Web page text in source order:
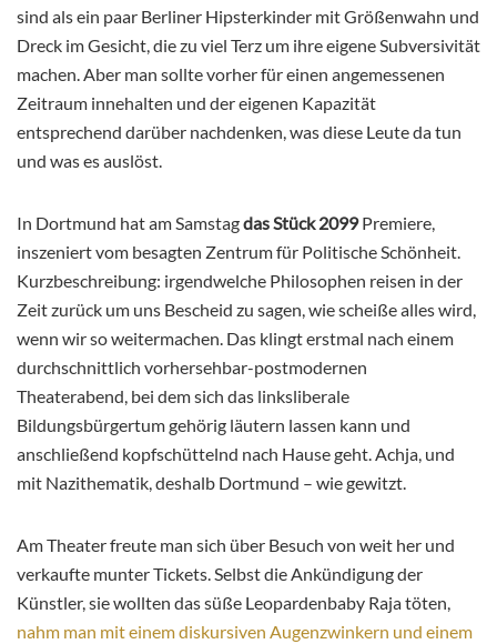
sind als ein paar Berliner Hipsterkinder mit Größenwahn und
Dreck im Gesicht, die zu viel Terz um ihre eigene Subversivität
machen. Aber man sollte vorher für einen angemessenen
Zeitraum innehalten und der eigenen Kapazität
entsprechend darüber nachdenken, was diese Leute da tun
und was es auslöst.
In Dortmund hat am Samstagdas Stück 2099Premiere,
inszeniert vom besagten Zentrum für Politische Schönheit.
Kurzbeschreibung: irgendwelche Philosophen reisen in der
Zeit zurück um uns Bescheid zu sagen, wie scheiße alles wird,
wenn wir so weitermachen. Das klingt erstmal nach einem
durchschnittlich vorhersehbar-postmodernen
Theaterabend, bei dem sich das linksliberale
Bildungsbürgertum gehörig läutern lassen kann und
anschließend kopfschüttelnd nach Hause geht. Achja, und
mit Nazithematik, deshalb Dortmund – wie gewitzt.
Am Theater freute man sich über Besuch von weit her und
verkaufte munter Tickets. Selbst die Ankündigung der
Künstler, sie wollten das süße Leopardenbaby Raja töten,
nahm man mit einem diskursiven Augenzwinkern und einem